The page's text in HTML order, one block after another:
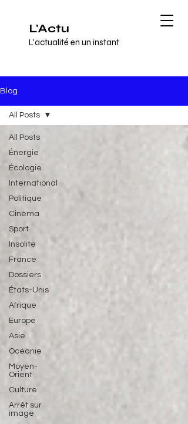
L'Actu
L'actualité en un instant
Blog
All Posts
Énergie
Écologie
International
Politique
Cinéma
Sport
Insolite
France
Dossiers
États-Unis
Afrique
Europe
Asie
Océanie
Moyen-
Orient
Culture
Arrêt sur
image
All Posts